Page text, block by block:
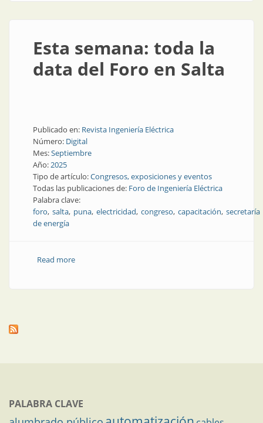
Esta semana: toda la
data del Foro en Salta
Publicado en: Revista Ingeniería Eléctrica
Número: Digital
Mes:Septiembre
Año:2025
Tipo de artículo:Congresos, exposiciones y eventos
Todas las publicaciones de: Foro de Ingeniería Eléctrica
Palabra clave:
foro salta puna electricidad congreso capacitación secretaría
de energía
Read moreabout Esta semana: toda la data del Foro en Salta
PALABRA CLAVE